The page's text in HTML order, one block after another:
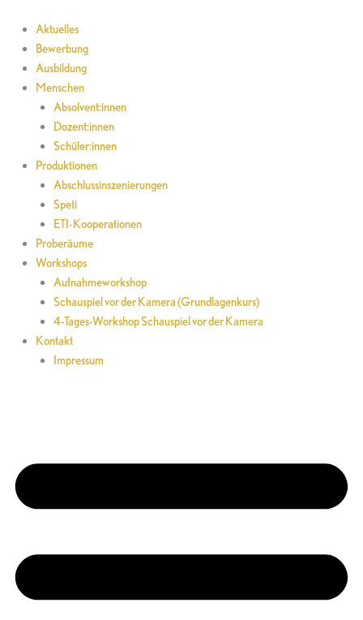
Inhalt
springen
Aktuelles
Bewerbung
Ausbildung
Menschen
Absolvent:innen
Dozent:innen
Schüler:innen
Produktionen
Abschlussinszenierungen
Speti
ETI-Kooperationen
Proberäume
Workshops
Aufnahmeworkshop
Schauspiel vor der Kamera (Grundlagenkurs)
4-Tages-Workshop Schauspiel vor der Kamera
Kontakt
Impressum